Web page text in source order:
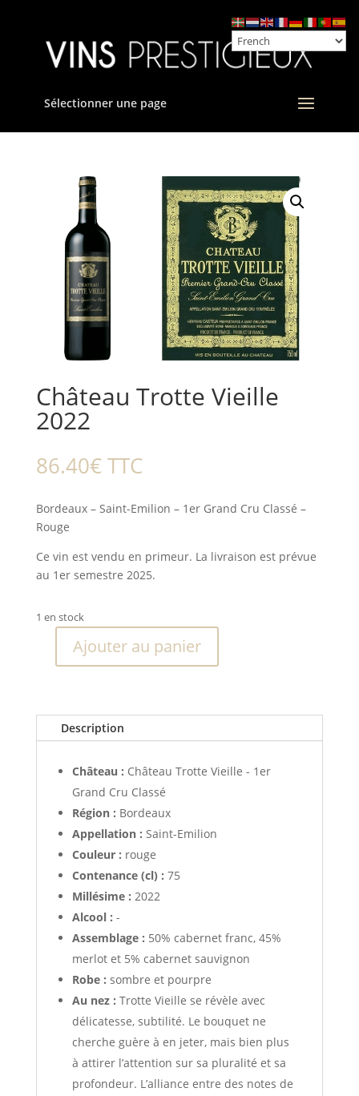
Sélectionner une page
Château Trotte Vieille
2022
86.40€ TTC
Bordeaux – Saint-Emilion – 1er Grand Cru Classé –
Rouge
Ce vin est vendu en primeur. La livraison est prévue
au 1er semestre 2025.
1 en stock
quantité
Vieille
Ajouter au panier
Description
Château : Château Trotte Vieille - 1er
Grand Cru Classé
Région : Bordeaux
Appellation : Saint-Emilion
Couleur : rouge
Contenance (cl) : 75
Millésime : 2022
Alcool : -
Assemblage : 50% cabernet franc, 45%
merlot et 5% cabernet sauvignon
Robe : sombre et pourpre
Au nez : Trotte Vieille se révèle avec
délicatesse, subtilité. Le bouquet ne
cherche guère à en jeter, mais bien plus
à attirer l’attention sur sa pluralité et sa
profondeur. L’alliance entre des notes de